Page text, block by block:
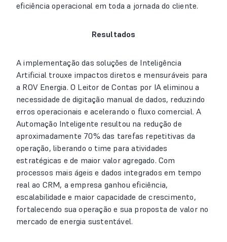
eficiência operacional em toda a jornada do cliente.
Resultados
A implementação das soluções de Inteligência
Artificial trouxe impactos diretos e mensuráveis para
a ROV Energia. O Leitor de Contas por IA eliminou a
necessidade de digitação manual de dados, reduzindo
erros operacionais e acelerando o fluxo comercial. A
Automação Inteligente resultou na redução de
aproximadamente 70% das tarefas repetitivas da
operação, liberando o time para atividades
estratégicas e de maior valor agregado. Com
processos mais ágeis e dados integrados em tempo
real ao CRM, a empresa ganhou eficiência,
escalabilidade e maior capacidade de crescimento,
fortalecendo sua operação e sua proposta de valor no
mercado de energia sustentável.